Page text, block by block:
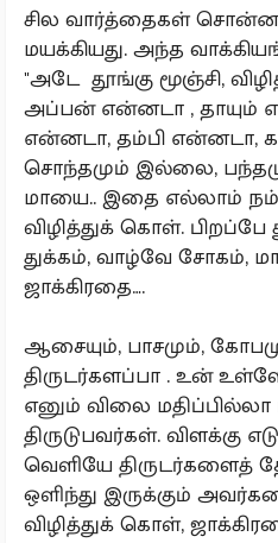
சில வார்த்தைகள்
மயக்கியது. அந்த
"அடே தூங்கு மூஞ்சி,
அப்பன் என்னடா ,
என்னடா, தம்பி என்னடா,
சொந்தமும் இல்லை,
மாயை.. இதை எல்லாம்
விழித்துக் கொள்.
துக்கம், வாழ்வே சோகம்,
ஜாக்கிரதை….
ஆசையும், பாசமும்,
திருடர்களப்பா . உன்
எனும் விலை
திருடுபவர்கள். விளக்கு
வெளியே திருடர்களைத்
ஒளிந்து இருக்கும்
விழித்துக் கொள்,